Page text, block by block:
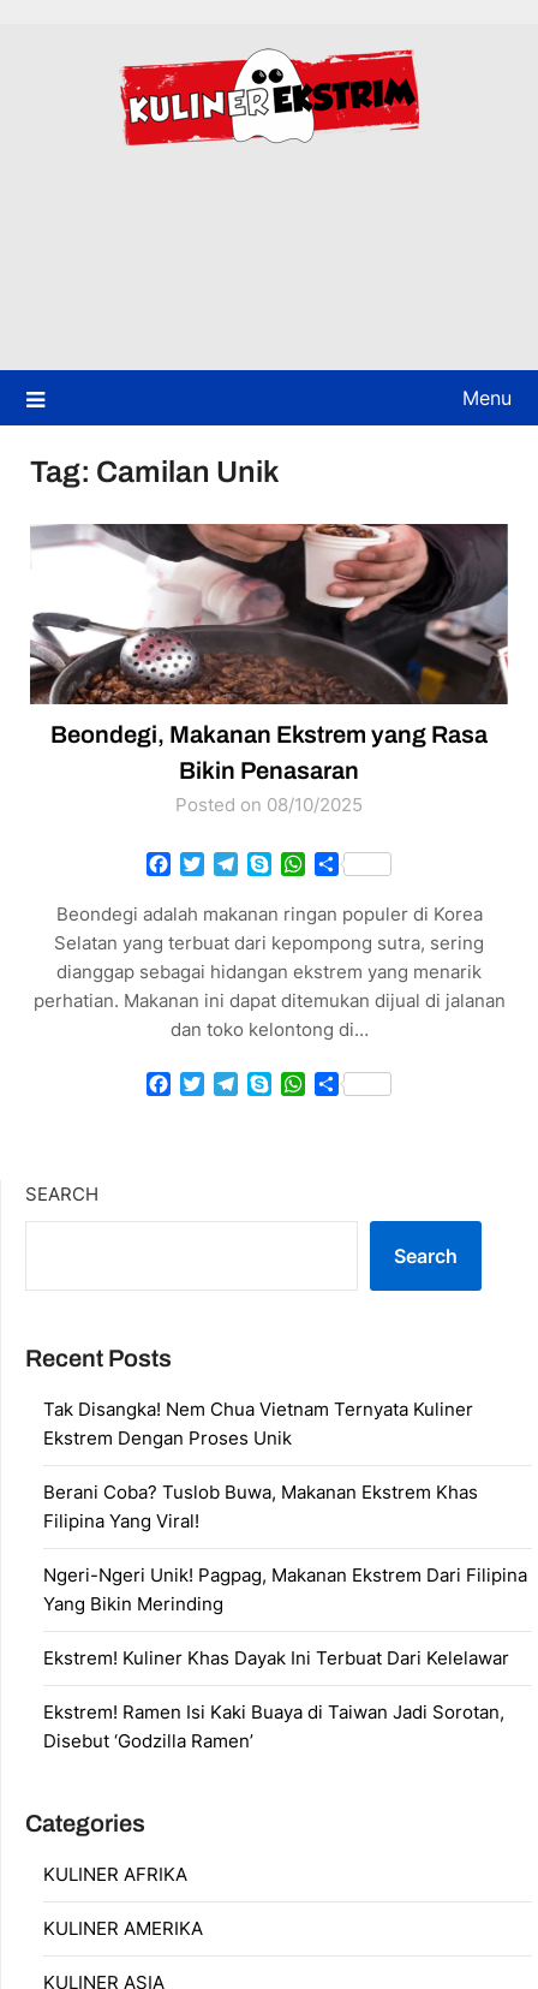
Menu
Tag: Camilan Unik
Beondegi, Makanan Ekstrem yang Rasa
Bikin Penasaran
Posted on 08/10/2025
Facebook
TwitterTelegram
SkypeWhatsApp
Share
Beondegi adalah makanan ringan populer di Korea
Selatan yang terbuat dari kepompong sutra, sering
dianggap sebagai hidangan ekstrem yang menarik
perhatian. ​Makanan ini dapat ditemukan dijual di jalanan
dan toko kelontong di…
Facebook
TwitterTelegram
SkypeWhatsApp
Share
SEARCH
Search
Recent Posts
Tak Disangka! Nem Chua Vietnam Ternyata Kuliner
Ekstrem Dengan Proses Unik
Berani Coba? Tuslob Buwa, Makanan Ekstrem Khas
Filipina Yang Viral!
Ngeri-Ngeri Unik! Pagpag, Makanan Ekstrem Dari Filipina
Yang Bikin Merinding
Ekstrem! Kuliner Khas Dayak Ini Terbuat Dari Kelelawar
Ekstrem! Ramen Isi Kaki Buaya di Taiwan Jadi Sorotan,
Disebut ‘Godzilla Ramen’
Categories
KULINER AFRIKA
KULINER AMERIKA
KULINER ASIA